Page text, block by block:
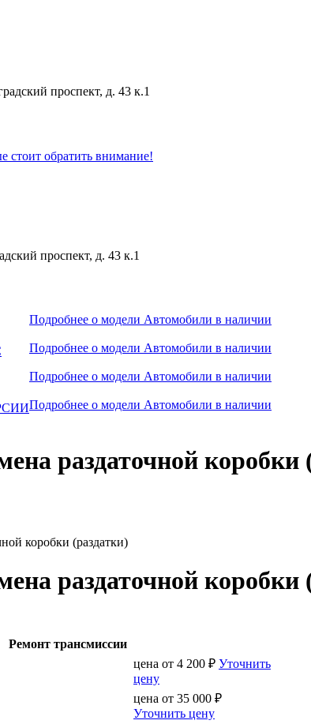
проспект, д. 43 к.1
стоит обратить внимание!
проспект, д. 43 к.1
Подробнее о модели Автомобили в наличии
Подробнее о модели Автомобили в наличии
Подробнее о модели Автомобили в наличии
Подробнее о модели Автомобили в наличии
раздаточной коробки
коробки (раздатки)
раздаточной коробки
Ремонт трансмиссии
цена от 4 200 ₽ Уточнить
цену
цена от 35 000 ₽
Уточнить цену